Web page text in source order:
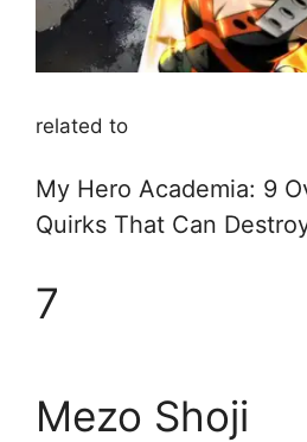
related to
My Hero Academia: 9
Quirks That Can
7
Mezo Shoji